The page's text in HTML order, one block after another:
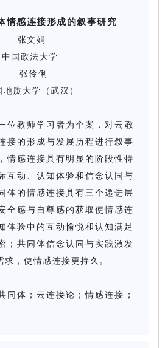
情感连接形成的叙事研究
张文娟
中国政法大学
张伶俐
地质大学（武汉）
位教师学习者为个案，对云教
接的形成与发展历程进行叙事
情感连接具有明显的阶段性特
互动、认知体验和信念认同与
体的情感连接具有三个递进层
全感与自尊感的获取使情感连
体验中的互动愉悦和认知满足
；共同体信念认同与实践激发
，使情感连接更持久。
同体；云连接论；情感连接；